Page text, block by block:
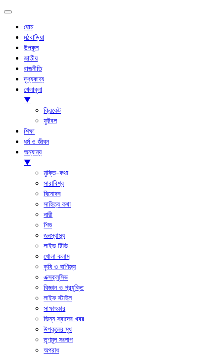
হোম
মঠবাড়িয়া
উপকূল
জাতীয়
রাজনীতি
দৃশ্যকাব্য
খেলাধুলা
▼
ক্রিকেট
ফুটবল
শিক্ষা
ধর্ম ও জীবন
অন্যান্য
▼
মুক্তি-কথা
সারাবিশ্ব
বিনোদন
সাহিত্য কথা
নারী
শিশু
জনস্বাস্থ্য
লাইভ টিভি
খোলা কলাম
কৃষি ও বাণিজ্য
এক্সক্লুসিভ
বিজ্ঞান ও প্রযুক্তি
লাইফ স্টাইল
সাক্ষাৎকার
ভিন্ন স্বাদের খবর
উপকূলের মুখ
তৃণমূল সংলাপ
অপরাধ